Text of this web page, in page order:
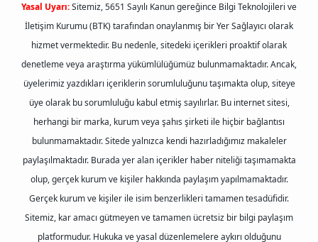
Yasal Uyarı:Sitemiz, 5651 Sayılı Kanun gereğince Bilgi Teknolojileri ve
İletişim Kurumu (BTK) tarafından onaylanmış bir Yer Sağlayıcı olarak
hizmet vermektedir. Bu nedenle, sitedeki içerikleri proaktif olarak
denetleme veya araştırma yükümlülüğümüz bulunmamaktadır. Ancak,
üyelerimiz yazdıkları içeriklerin sorumluluğunu taşımakta olup, siteye
üye olarak bu sorumluluğu kabul etmiş sayılırlar. Bu internet sitesi,
herhangi bir marka, kurum veya şahıs şirketi ile hiçbir bağlantısı
bulunmamaktadır. Sitede yalnızca kendi hazırladığımız makaleler
paylaşılmaktadır. Burada yer alan içerikler haber niteliği taşımamakta
olup, gerçek kurum ve kişiler hakkında paylaşım yapılmamaktadır.
Gerçek kurum ve kişiler ile isim benzerlikleri tamamen tesadüfidir.
Sitemiz, kar amacı gütmeyen ve tamamen ücretsiz bir bilgi paylaşım
platformudur. Hukuka ve yasal düzenlemelere aykırı olduğunu